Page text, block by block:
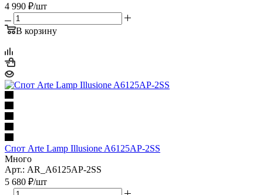
4 990 ₽/шт
В корзину
Спот Arte Lamp Illusione A6125AP-2SS
Много
Арт.: AR_A6125AP-2SS
5 680 ₽/шт